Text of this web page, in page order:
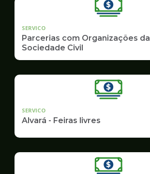
SERVICO
Parcerias com Organizações da
Sociedade Civil
SERVICO
Alvará - Feiras livres